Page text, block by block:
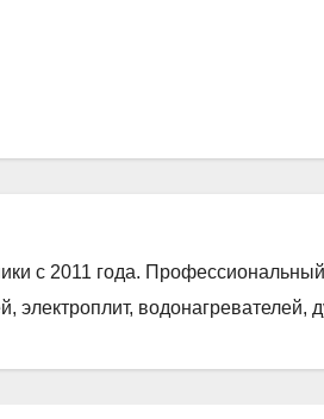
с 2011 года.
электроплит, водонагревателей,